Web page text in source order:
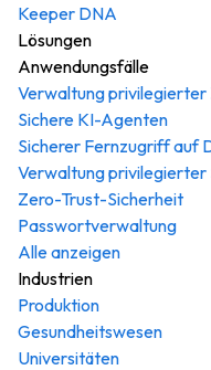
Keeper DNA
Lösungen
Anwendungsfälle
Verwaltung
Sichere KI-Agenten
Sicherer Fernzugriff auf
Verwaltung privilegierter
Zero-Trust-Sicherheit
Passwortverwaltung
Alle anzeigen
Industrien
Produktion
Gesundheitswesen
Universitäten